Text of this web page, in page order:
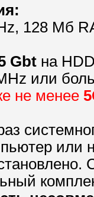
128 Мб
Gbt на
или
не менее
или